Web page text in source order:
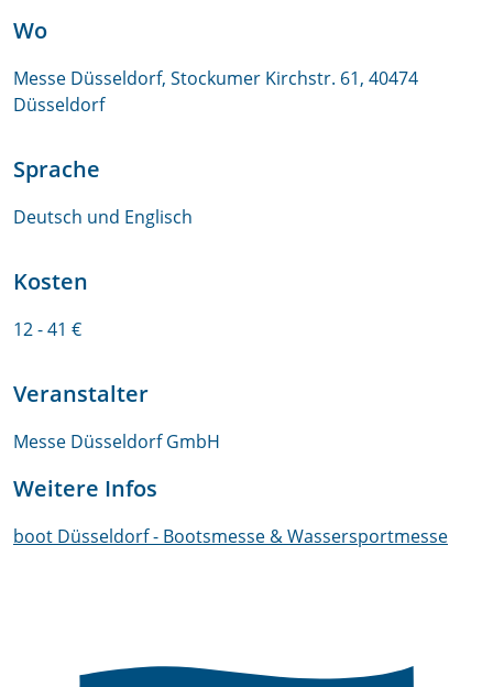
Wo
Messe Düsseldorf, Stockumer Kirchstr. 61, 40474
Düsseldorf
Sprache
Deutsch und Englisch
Kosten
12 - 41 €
Veranstalter
Messe Düsseldorf GmbH
Weitere Infos
boot Düsseldorf - Bootsmesse & Wassersportmesse